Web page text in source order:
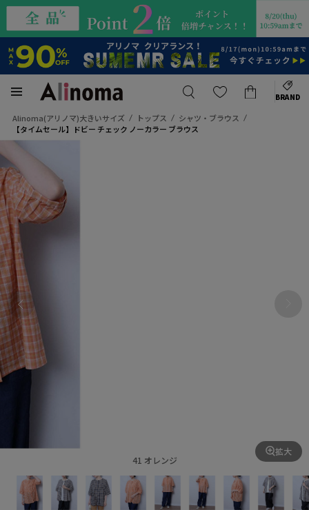
BRAND
Alinoma(アリノマ)大きいサイズ トップス
シャツ・ブラウス
【タイムセール】ドビー チェック ノーカラー ブラウス
41 オレンジ
拡大